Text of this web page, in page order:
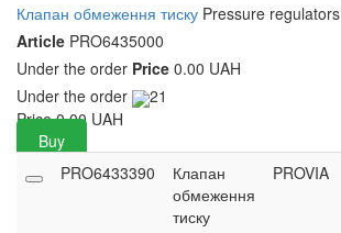
Клапан обмеження тиску Pressure regulators
Article PRO6435000
Under the order Price 0.00 UAH
Under the order
21
Price 0.00 UAH
Buy
PRO6433390
Клапан
обмеження
тиску
PROVIA